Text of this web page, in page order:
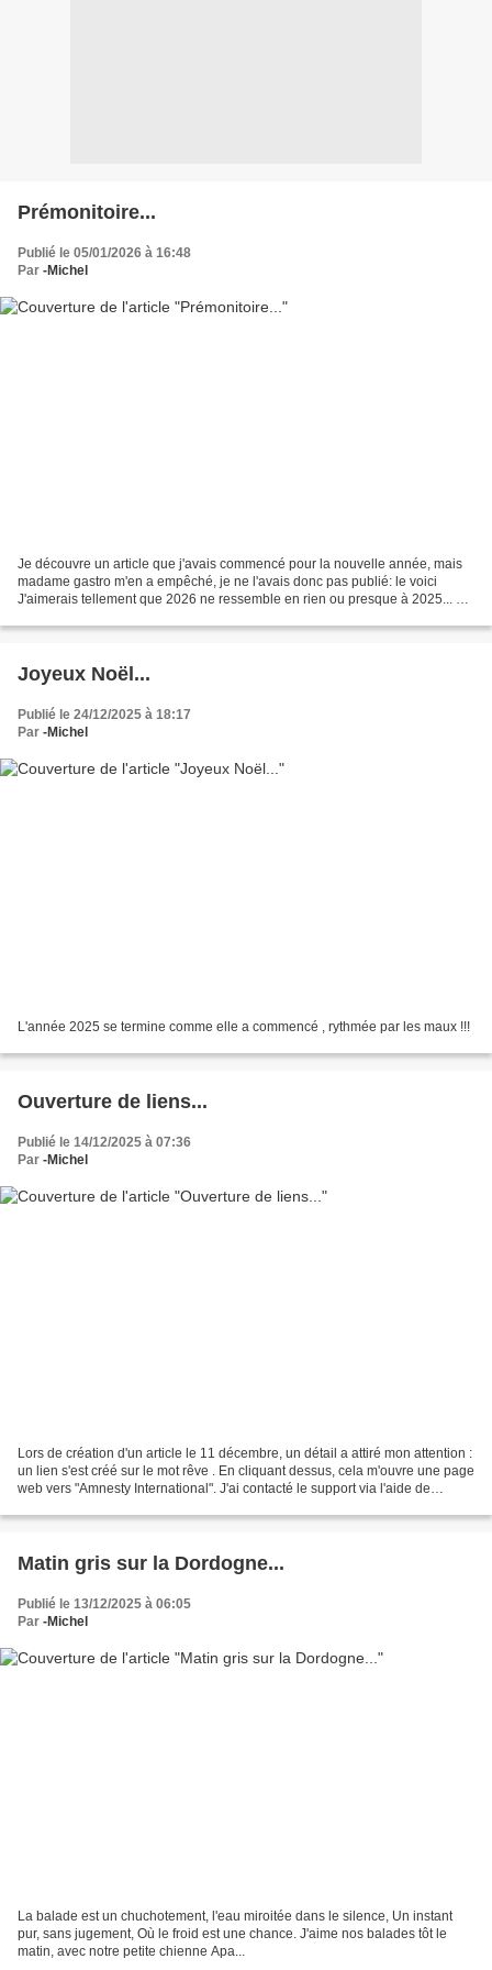
Prémonitoire...
Publié le 05/01/2026 à 16:48
Par -Michel
Je découvre un article que j'avais commencé pour la nouvelle année, mais
madame gastro m'en a empêché, je ne l'avais donc pas publié: le voici
J'aimerais tellement que 2026 ne ressemble en rien ou presque à 2025... Je
Joyeux Noël...
Publié le 24/12/2025 à 18:17
Par -Michel
L'année 2025 se termine comme elle a commencé , rythmée par les maux !!!
Ouverture de liens...
Publié le 14/12/2025 à 07:36
Par -Michel
Lors de création d'un article le 11 décembre, un détail a attiré mon attention :
un lien s'est créé sur le mot rêve . En cliquant dessus, cela m'ouvre une page
web vers "Amnesty International". J'ai contacté le support via l'aide de
Matin gris sur la Dordogne...
Publié le 13/12/2025 à 06:05
Par -Michel
La balade est un chuchotement, l'eau miroitée dans le silence, Un instant
pur, sans jugement, Où le froid est une chance. J'aime nos balades tôt le
matin, avec notre petite chienne Apa...